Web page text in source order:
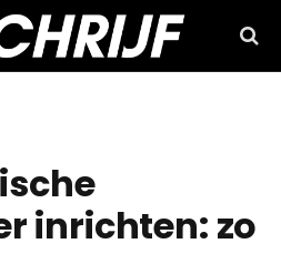
inrichten: zo